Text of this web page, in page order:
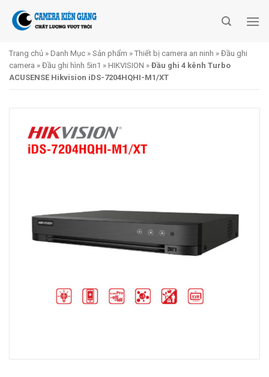
Trang chủ » Danh Mục » Sản phẩm » Thiết bị camera an ninh » Đầu ghi
camera » Đầu ghi hình 5in1 » HIKVISION » Đầu ghi 4 kênh Turbo
ACUSENSE Hikvision iDS-7204HQHI-M1/XT